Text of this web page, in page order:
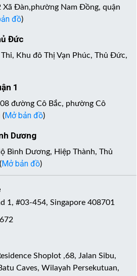
Xã Đàn,phường Nam Đồng, quận
đồ)
Đức
Khu đô Thị Vạn Phúc, Thủ Đức,
1
đường Cô Bắc, phường Cô
(Mở bản đồ)
Dương
Bình Dương, Hiệp Thành, Thủ
Mở bản đồ)
1, #03-454, Singapore 408701
Shoplot ,68, Jalan Sibu,
Caves, Wilayah Persekutuan,